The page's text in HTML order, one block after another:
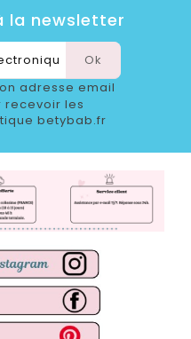
la newsletter
adresse email
recevoir les
betybab.fr